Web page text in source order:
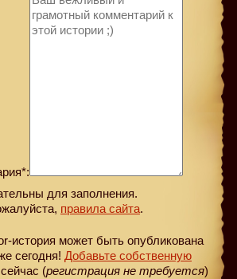
для заполнения.
правила сайта.
история может быть опубликована
сегодня! Добавьте собственную
(регистрация не требуется)